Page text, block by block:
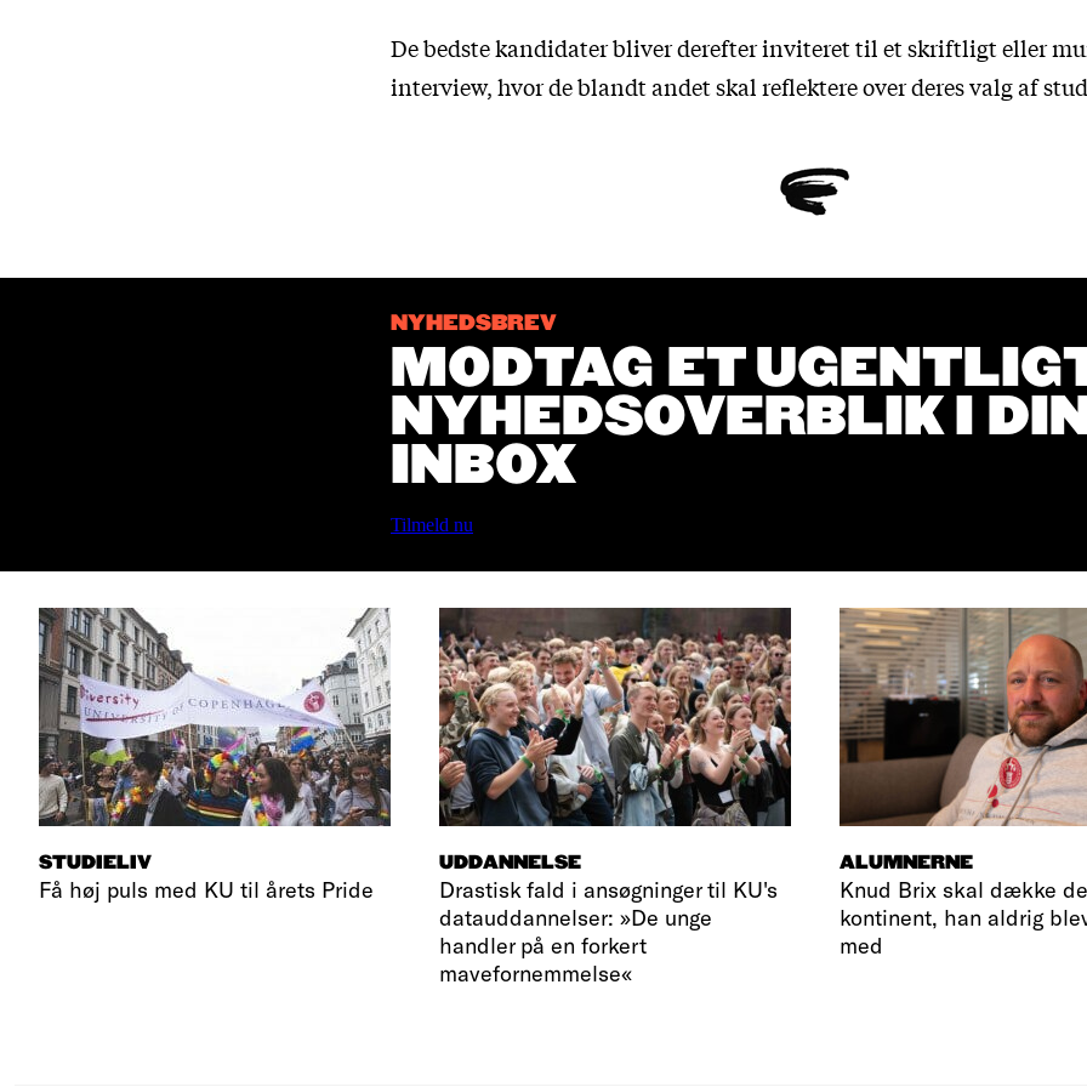
De bedste kandidater bliver derefter inviteret til et skriftligt eller
interview, hvor de blandt andet skal reflektere over deres valg af
NYHEDSBREV
MODTAG ET
NYHEDSOVERBLIK I DIN
INBOX
Tilmeld nu
STUDIELIV
Få høj puls med KU til årets Pride
UDDANNELSE
Drastisk fald i ansøgninger til KU's
datauddannelser: »De unge
handler på en forkert
mavefornemmelse«
ALUMNERNE
Knud Brix skal dække
kontinent, han aldrig
med